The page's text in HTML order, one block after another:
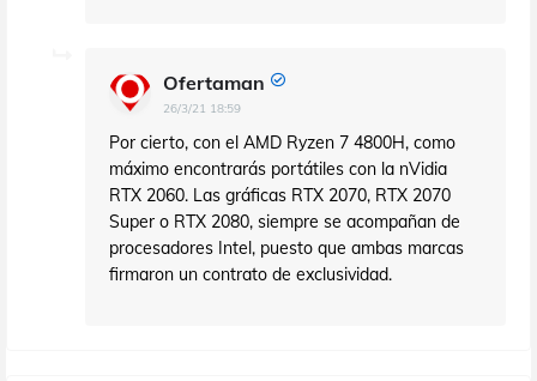
Ofertaman
26/3/21 18:59
Por cierto, con el AMD Ryzen 7 4800H, como
máximo encontrarás portátiles con la nVidia
RTX 2060. Las gráficas RTX 2070, RTX 2070
Super o RTX 2080, siempre se acompañan de
procesadores Intel, puesto que ambas marcas
firmaron un contrato de exclusividad.